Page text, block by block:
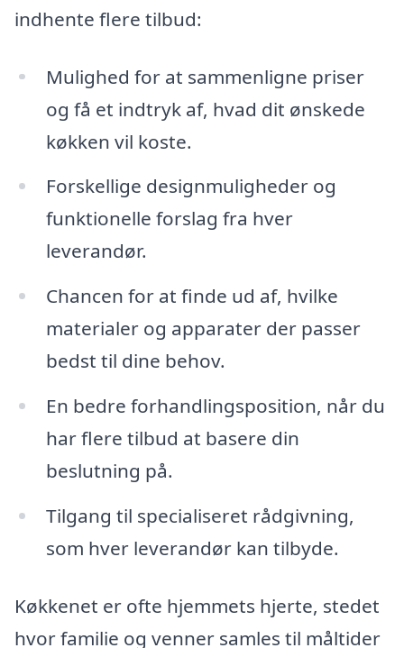
indhente flere tilbud:
Mulighed for at sammenligne priser
og få et indtryk af, hvad dit ønskede
køkken vil koste.
Forskellige designmuligheder og
funktionelle forslag fra hver
leverandør.
Chancen for at finde ud af, hvilke
materialer og apparater der passer
bedst til dine behov.
En bedre forhandlingsposition, når du
har flere tilbud at basere din
beslutning på.
Tilgang til specialiseret rådgivning,
som hver leverandør kan tilbyde.
Køkkenet er ofte hjemmets hjerte, stedet
hvor familie og venner samles til måltider